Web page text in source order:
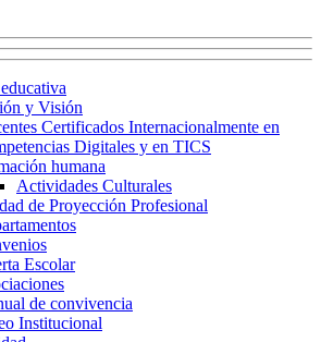
y Visión
Certificados Internacionalmente en
Digitales y en TICS
humana
Actividades Culturales
de Proyección Profesional
Escolar
de convivencia
Institucional